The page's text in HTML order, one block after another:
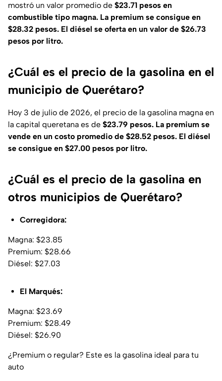
mostró un valor promedio de $23.71 pesos en
combustible tipo magna. La premium se consigue en
$28.32 pesos. El diésel se oferta en un valor de $26.73
pesos por litro.
¿Cuál es el precio de la gasolina en el
municipio de Querétaro?
Hoy 3 de julio de 2026, el precio de la gasolina magna en
la capital queretana es de $23.79 pesos. La premium se
vende en un costo promedio de $28.52 pesos. El diésel
se consigue en $27.00 pesos por litro.
¿Cuál es el precio de la gasolina en
otros municipios de Querétaro?
Corregidora:
Magna: $23.85
Premium: $28.66
Diésel: $27.03
El Marqués:
Magna: $23.69
Premium: $28.49
Diésel: $26.90
¿Premium o regular? Este es la gasolina ideal para tu
auto